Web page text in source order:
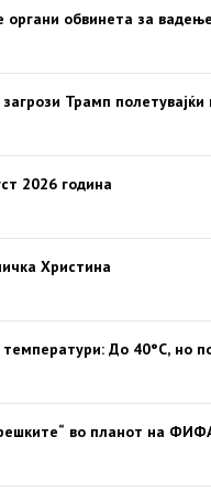
органи обвинета за
Трамп
2026 година
Христина
температури: До 40°C, но
во планот на